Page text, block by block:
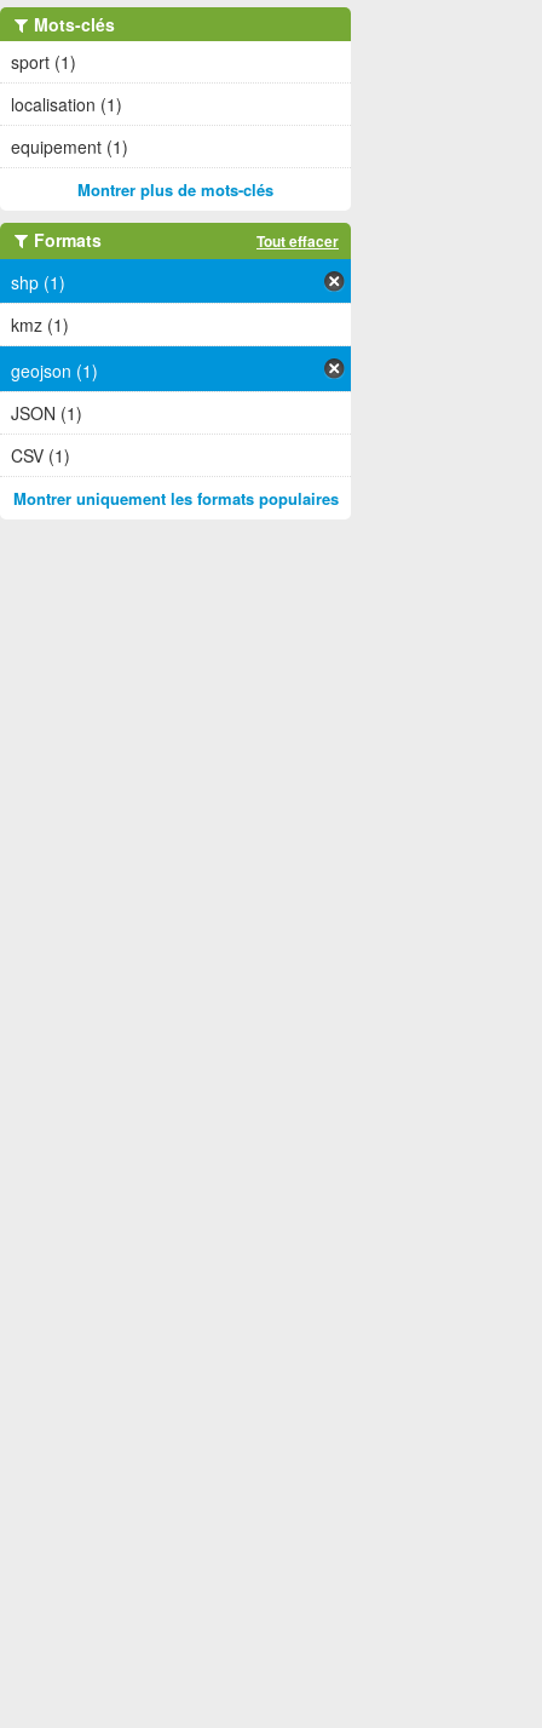
Mots-clés
sport (1)
localisation (1)
equipement (1)
Montrer plus de mots-clés
Formats Tout effacer
shp (1)
kmz (1)
geojson (1)
JSON (1)
CSV (1)
Montrer uniquement les formats populaires